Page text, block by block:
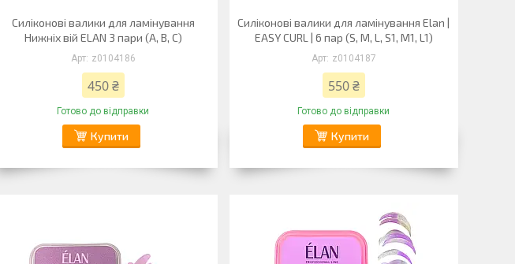
Силіконові валики для ламінування
Нижніх вій ELAN 3 пари (А, В, С)
z0104186
450 ₴
Готово до відправки
Купити
Силіконові валики для ламінування Elan |
EASY CURL | 6 пар (S, M, L, S1, M1, L1)
z0104187
550 ₴
Готово до відправки
Купити